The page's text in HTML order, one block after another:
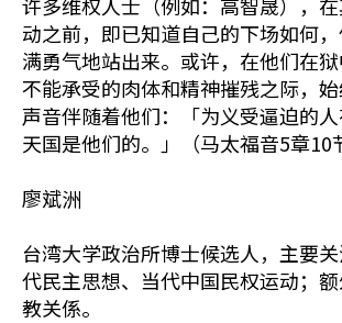
动之前，即已知道自己的下场如何
满勇气地站出来。或许，在他们在
不能承受的肉体和精神摧残之际，
声音伴随着他们：「为义受逼迫的
天国是他们的。」（马太福音5章10
廖斌洲
台湾大学政治所博士候选人，主要
代民主思想、当代中国民权运动；
教关係。